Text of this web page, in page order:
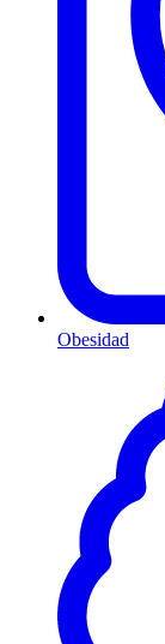
Obesidad